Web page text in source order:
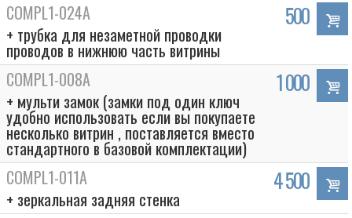
COMPL1-024A
+ трубка для незаметной проводки
проводов в нижнюю часть витрины
500
COMPL1-008A
+ мульти замок (замки под один ключ
удобно использовать если вы покупаете
несколько витрин , поставляется вместо
стандартного в базовой комплектации)
1 000
COMPL1-011A
+ зеркальная задняя стенка
4 500